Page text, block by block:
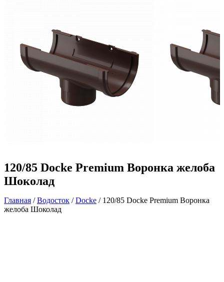
120/85 Docke Premium Воронка желоба
Шоколад
Главная /Водосток /Docke / 120/85 Docke Premium Воронка
желоба Шоколад